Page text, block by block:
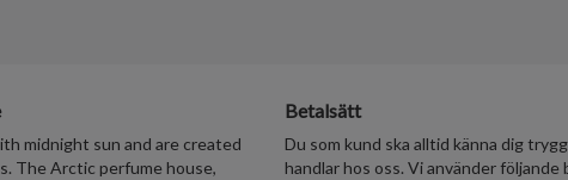
midnight sun and are created
The Arctic perfume house,
Betalsätt
Du som kund ska alltid känna dig
handlar hos oss. Vi använder